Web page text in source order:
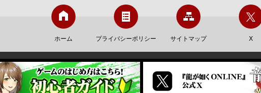
ホーム プライバシーポリシー サイトマップ X